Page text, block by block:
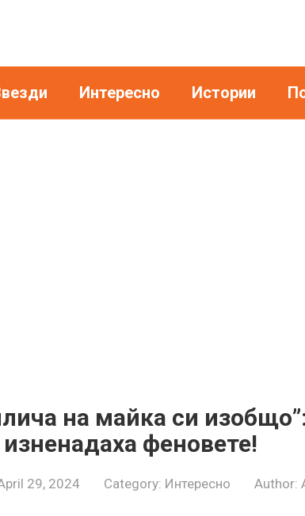
Интересно Истории
на майка си
феновете!
29, 2024 Category: Интересно Author: